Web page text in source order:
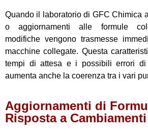
Quando il laboratorio di GFC Chimica
o aggiornamenti alle formule
modifiche vengono trasmesse
macchine collegate. Questa
tempi di attesa e i possibili errori di
aumenta anche la coerenza tra i vari
Aggiornamenti di
Risposta a